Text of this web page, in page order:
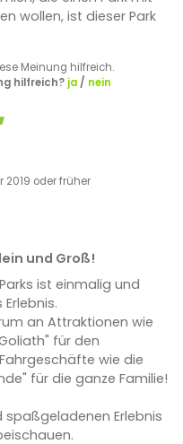
wollen, ist dieser Park
Meinung hilfreich.
hilfreich? ja/ nein
2019 oder früher
und Groß!
ist einmalig und
an Attraktionen wie
für den
wie die
für die ganze Familie!
Erlebnis